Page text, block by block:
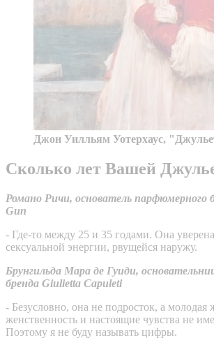
Джон Уилльям Уотерхаус,
Сколько лет Вашей
Романо Ричи, основатель парфюмерного
Gun
- Где-то между 25 и 35 годами. Она
сексуальной энергии, рвущейся наружу.
Брунгильда Мара де Гуиди,
бренда Giulietta Capuleti
- Безусловно, она не подросток, а
женственность и настоящие чувства не
Поэтому я не буду называть цифры.